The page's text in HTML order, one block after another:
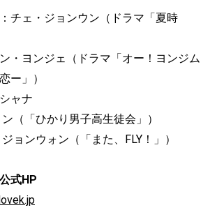
チェ・ジョンウン（ドラマ「夏時
・ヨンジェ（ドラマ「オー！ヨンジム
ー」）
ャナ
（「ひかり男子高生徒会」）
ョンウォン（「また、FLY！」）
式HP